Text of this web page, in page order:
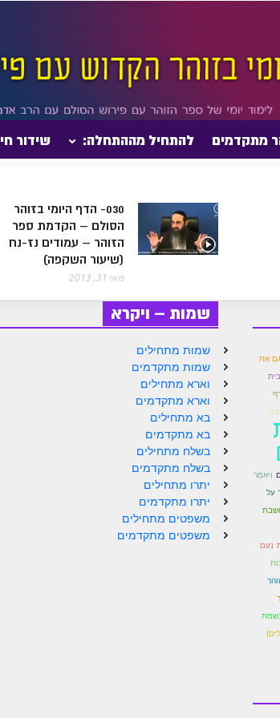
מתקדמים להתחיל מההתחלה: שידור חי
030- הדף היומי בזוהר
הסולם – הקדמת ספר
הזוהר – עמודים נז-נח
(שיעור השקפה)
מאי 31, 2013
שמות – ויקרא
שמות מתחילים
שמות מתקדמים
וארא מתחילים
וארא מתקדמים
בא מתחילים
בא מתקדמים
בשלח מתחילים
בשלח מתקדמים
יתרו מתחילים
יתרו מתקדמים
משפטים מתחילים
משפטים מתקדמים
את
בית
וַיֹּאמֶר
על
נעם
נשמת